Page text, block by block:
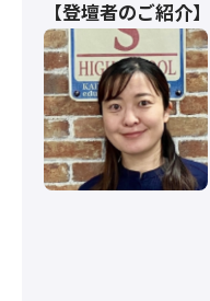
【登壇者のご紹介】